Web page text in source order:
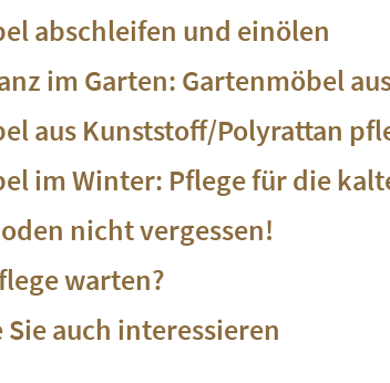
abschleifen und einölen
im Garten: Gartenmöbel
aus Kunststoff/Polyrattan
im Winter: Pflege für die
nicht vergessen!
warten?
Sie auch interessieren